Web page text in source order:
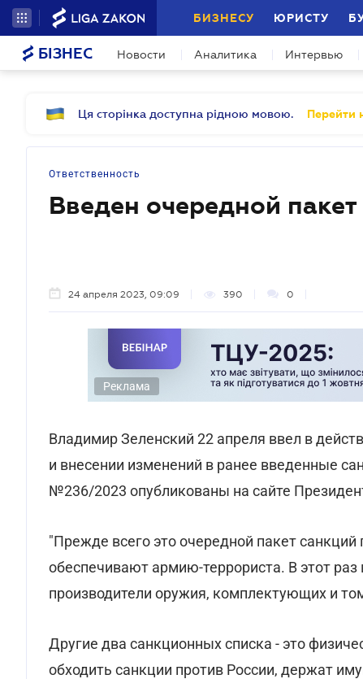
БИЗНЕСУ ЮРИСТУ
БІЗНЕС Новости Аналитика Интервью
Ця сторінка доступна рідною мовою. Перейти
Ответственность
Введен очередной
24 апреля 2023, 09:09 390 0
Реклама
Владимир Зеленский 22 апреля ввел в
и внесении изменений в ранее введенные
№236/2023 опубликованы на сайте
"Прежде всего это очередной пакет
обеспечивают армию-террориста. В этот
производители оружия, комплектующих и
Другие два санкционных списка - это
обходить санкции против России, держат